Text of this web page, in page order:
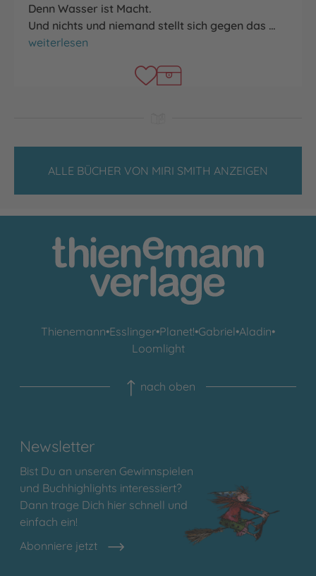
Denn Wasser ist Macht.
Und nichts und niemand stellt sich gegen das …
Egypt Empire
weiterlesen
ALLE BÜCHER VON MIRI SMITH ANZEIGEN
Thienemann•Esslinger•Planet!•Gabriel•Aladin•
Loomlight
nach oben
Newsletter
Bist Du an unseren Gewinnspielen
und Buchhighlights interessiert?
Dann trage Dich hier schnell und
einfach ein!
Abonniere jetzt